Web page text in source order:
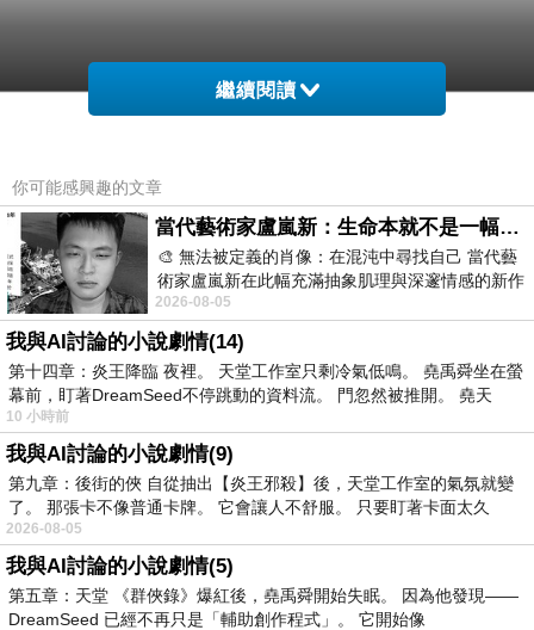
繼續閱讀
你可能感興趣的文章
當代藝術家盧嵐新：生命本就不是一幅能被定義的肖像，在混亂與交疊中拼湊完整的靈魂
🎨 無法被定義的肖像：在混沌中尋找自己 當代藝
術家盧嵐新在此幅充滿抽象肌理與深邃情感的新作
中，以灰白為基底，交織著塗抹、刮擦與
2026-08-05
我與AI討論的小說劇情(14)
第十四章：炎王降臨 夜裡。 天堂工作室只剩冷氣低鳴。 堯禹舜坐在螢
幕前，盯著DreamSeed不停跳動的資料流。 門忽然被推開。 堯天
10 小時前
我與AI討論的小說劇情(9)
第九章：後街的俠 自從抽出【炎王邪殺】後，天堂工作室的氣氛就變
了。 那張卡不像普通卡牌。 它會讓人不舒服。 只要盯著卡面太久
2026-08-05
我與AI討論的小說劇情(5)
第五章：天堂 《群俠錄》爆紅後，堯禹舜開始失眠。 因為他發現——
DreamSeed 已經不再只是「輔助創作程式」。 它開始像